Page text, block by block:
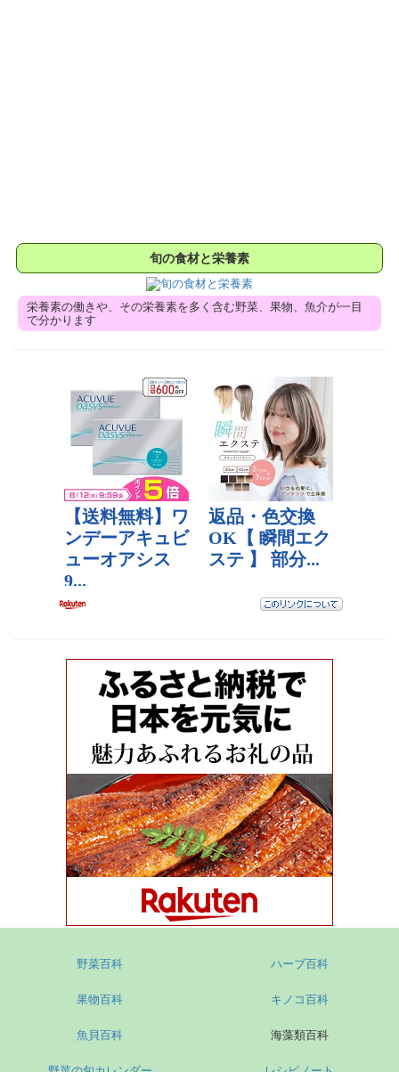
旬の食材と栄養素
栄養素の働きや、その栄養素を多く含む野菜、果物、魚介が一目
で分かります
野菜百科
果物百科
魚貝百科
ハーブ百科
キノコ百科
海藻類百科